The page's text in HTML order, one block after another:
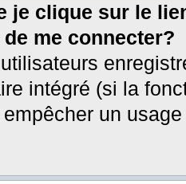
je clique sur le
de me connecter?
intégré (si la
un